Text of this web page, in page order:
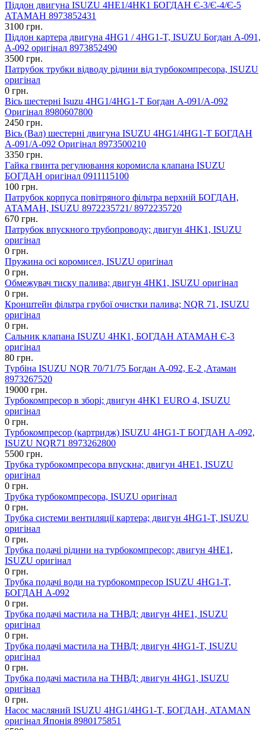
Піддон двигуна ISUZU 4НЕ1/4НК1 БОГДАН Є-3/Є-4/Є-5
АТАМАН 8973852431
3100 грн.
Піддон картера двигуна 4HG1 / 4HG1-T, ISUZU Богдан А-091,
А-092 оригінал 8973852490
3500 грн.
Патрубок трубки відводу рідини від турбокомпресора, ISUZU
оригінал
0 грн.
Вісь шестерні Isuzu 4HG1/4HG1-T Богдан А-091/А-092
Оригінал 8980607800
2450 грн.
Вісь (Вал) шестерні двигуна ISUZU 4HG1/4HG1-T БОГДАН
А-091/А-092 Оригінал 8973500210
3350 грн.
Гайка гвинта регулювання коромисла клапана ISUZU
БОГДАН оригінал 0911115100
100 грн.
Патрубок корпуса повітряного фільтра верхній БОГДАН,
АТАМАН, ISUZU 8972235721/ 8972235720
670 грн.
Патрубок впускного трубопроводу; двигун 4HK1, ISUZU
оригінал
0 грн.
Пружина осі коромисел, ISUZU оригінал
0 грн.
Обмежувач тиску палива; двигун 4НК1, ISUZU оригінал
0 грн.
Кронштейн фільтра грубої очистки палива; NQR 71, ISUZU
оригінал
0 грн.
Сальник клапана ISUZU 4НК1, БОГДАН АТАМАН Є-3
оригінал
80 грн.
Турбіна ISUZU NQR 70/71/75 Богдан А-092, Е-2 ,Атаман
8973267520
19000 грн.
Турбокомпресор в зборі; двигун 4НК1 EURO 4, ISUZU
оригінал
0 грн.
Турбокомпресор (картридж) ISUZU 4HG1-T БОГДАН А-092,
ISUZU NQR71 8973262800
5500 грн.
Трубка турбокомпресора впускна; двигун 4НЕ1, ISUZU
оригінал
0 грн.
Трубка турбокомпресора, ISUZU оригінал
0 грн.
Трубка системи вентиляції картера; двигун 4НG1-T, ISUZU
оригінал
0 грн.
Трубка подачі рідини на турбокомпресор; двигун 4НЕ1,
ISUZU оригінал
0 грн.
Трубка подачі води на турбокомпресор ISUZU 4HG1-T,
БОГДАН А-092
0 грн.
Трубка подачі мастила на ТНВД; двигун 4НЕ1, ISUZU
оригінал
0 грн.
Трубка подачі мастила на ТНВД; двигун 4HG1-T, ISUZU
оригінал
0 грн.
Трубка подачі мастила на ТНВД; двигун 4HG1, ISUZU
оригінал
0 грн.
Насос масляний ISUZU 4HG1/4HG1-T, БОГДАН, ATAMAN
оригінал Японія 8980175851